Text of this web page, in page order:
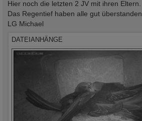
Hier noch die letzten 2 JV mit ihren Eltern.
Das Regentief haben alle gut überstanden.
LG Michael
DATEIANHÄNGE